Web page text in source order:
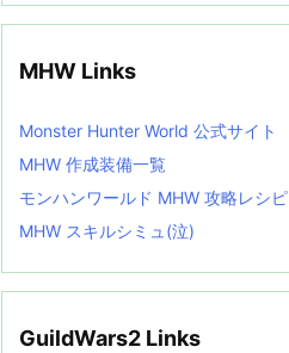
MHW Links
Monster Hunter World 公式サイト
MHW 作成装備一覧
モンハンワールド MHW 攻略レシピ
MHW スキルシミュ(泣)
GuildWars2 Links